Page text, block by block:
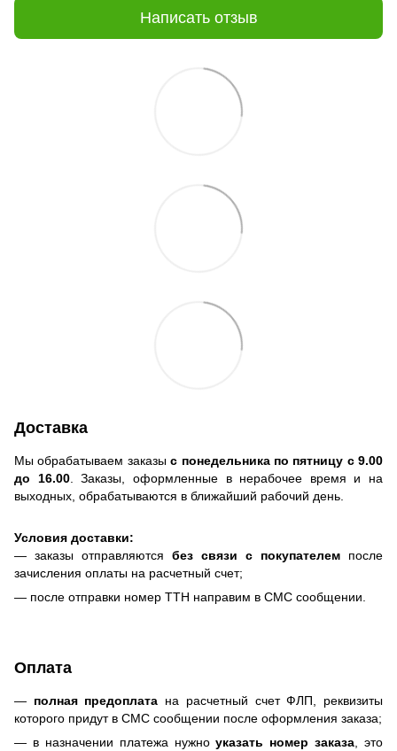
Написать отзыв
Доставка
Мы обрабатываем заказыс понедельника по пятницу с 9.00
до 16.00. Заказы, оформленные в нерабочее время и на
выходных, обрабатываются в ближайший рабочий день.
Условия доставки:
— заказы отправляются без связи с покупателем после
зачисления оплаты на расчетный счет;
— после отправки номер ТТН направим в СМС сообщении.
Оплата
— полная предоплата на расчетный счет ФЛП, реквизиты
которого придут в СМС сообщении после оформления заказа;
— в назначении платежа нужноуказать номер заказа, это